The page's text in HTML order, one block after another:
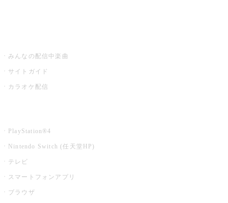
みんなの配信中楽曲
サイトガイド
カラオケ配信
PlayStation®4
Nintendo Switch (任天堂HP)
テレビ
スマートフォンアプリ
ブラウザ